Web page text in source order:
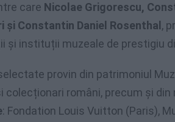
care Nicolae Grigorescu,
și Constantin Daniel Rosenthal ,
și instituții muzeale de prestigiu
provin din patrimoniul
colecționari români, precum și din
: Fondation Louis Vuitton (Paris),